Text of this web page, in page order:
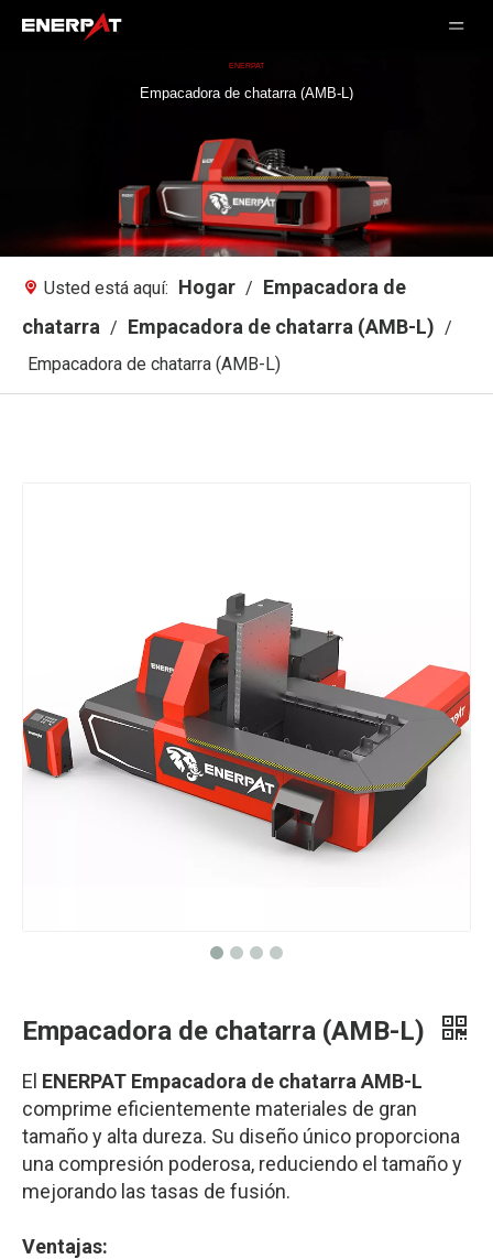
ENERPAT
Empacadora de chatarra (AMB-L)
Usted está aquí: Hogar / Empacadora de
chatarra / Empacadora de chatarra (AMB-L) /
Empacadora de chatarra (AMB-L)
Empacadora de chatarra (AMB-L)
El ENERPAT Empacadora de chatarra AMB-L
comprime eficientemente materiales de gran
tamaño y alta dureza. Su diseño único proporciona
una compresión poderosa, reduciendo el tamaño y
mejorando las tasas de fusión.
Ventajas: